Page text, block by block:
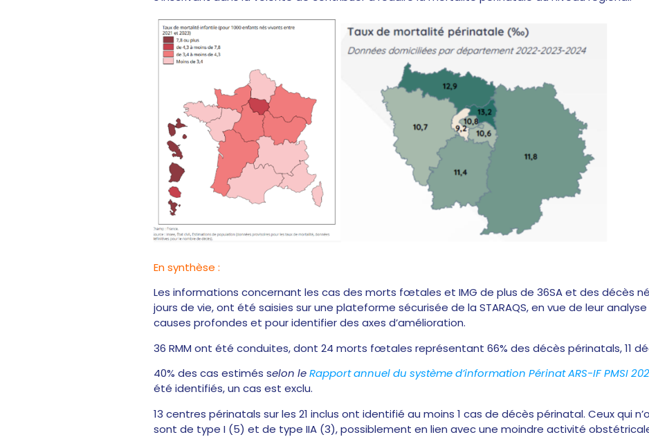
En synthèse :
Les informations concernant les cas des morts fœtales et IMG de plus de 36SA et des décès
jours de vie, ont été saisies sur une plateforme sécurisée de la STARAQS, en vue de leur
causes profondes et pour identifier des axes d’amélioration.
36 RMM ont été conduites, dont 24 morts fœtales représentant 66% des décès périnatals, 11
40% des cas estimés selon leRapport annuel du système d’information PérinatARS-IF PMSI
été identifiés, un cas est exclu.
13 centres périnatals sur les 21 inclus ont identifié au moins 1 cas de décès périnatal. Ceux qui
sont de type I (5) et de type IIA (3), possiblement en lien avec une moindre activité